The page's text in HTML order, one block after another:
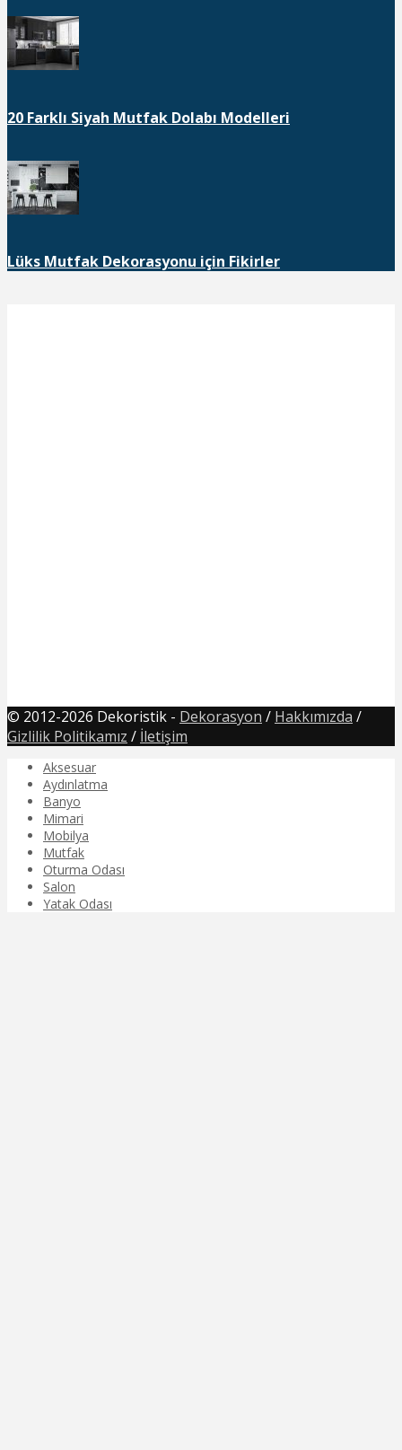
20 Farklı Siyah Mutfak Dolabı Modelleri
Lüks Mutfak Dekorasyonu için Fikirler
© 2012-2026 Dekoristik - Dekorasyon / Hakkımızda /
Gizlilik Politikamız / İletişim
Aksesuar
Aydınlatma
Banyo
Mimari
Mobilya
Mutfak
Oturma Odası
Salon
Yatak Odası